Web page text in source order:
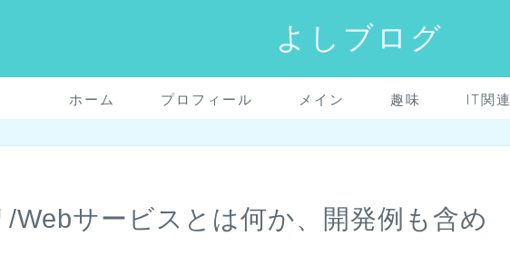
よしブログ
ホーム プロフィール メイン 趣味 IT関連
Webサービスとは何か、開発例も含め